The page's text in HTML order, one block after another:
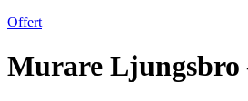
Offert
Murare Ljungsbro